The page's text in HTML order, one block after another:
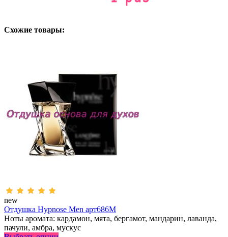
Схожие товары:
new
Отдушка Hypnose Men арт686M
Ноты аромата: кардамон, мята, бергамот, мандарин, лаванда,
пачули, амбра, мускус